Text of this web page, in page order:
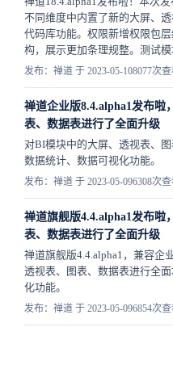
不同维度中内置了新的大屏、
代码库功能。权限新增权限包
构，展示更加条理规整。测试
发布：禅道 于 2023-05-108077次
禅道企业版8.4.alpha1发布啦
表、数据表进行了全面升级
对BI模块中的大屏、透视表、
数据统计、数据可视化功能。
发布：禅道 于 2023-05-096308次
禅道旗舰版4.4.alpha1发布啦
表、数据表进行了全面升级
禅道旗舰版4.4.alpha1，兼容企
透视表、图表、数据表进行全
化功能。
发布：禅道 于 2023-05-096854次